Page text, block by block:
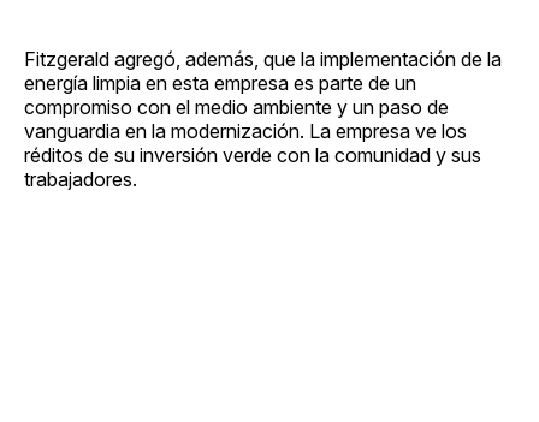
Fitzgerald agregó, además, que la implementación de la
energía limpia en esta empresa es parte de un
compromiso con el medio ambiente y un paso de
vanguardia en la modernización. La empresa ve los
réditos de su inversión verde con la comunidad y sus
trabajadores.